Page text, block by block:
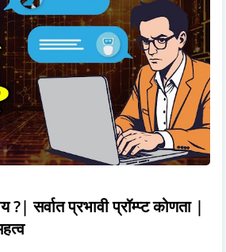
सर्वात प्रभावी प्रॉम्प्ट कोणता |